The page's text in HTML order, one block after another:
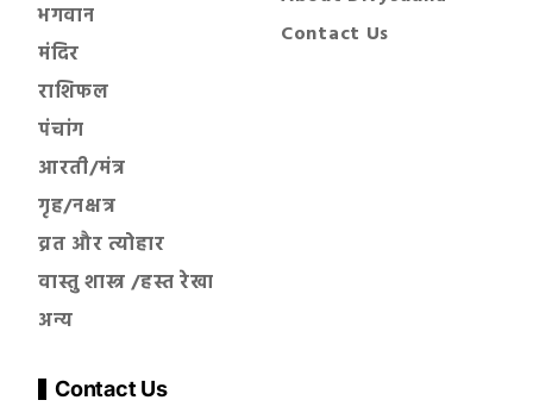
भगवान
मंदिर
राशिफल
पंचांग
आरती/मंत्र
गृह/नक्षत्र
व्रत और त्योहार
वास्तु शास्त्र /हस्त रेखा
अन्य
Contact Us
Contact Us